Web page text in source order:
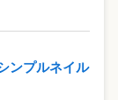
ンプルネイル